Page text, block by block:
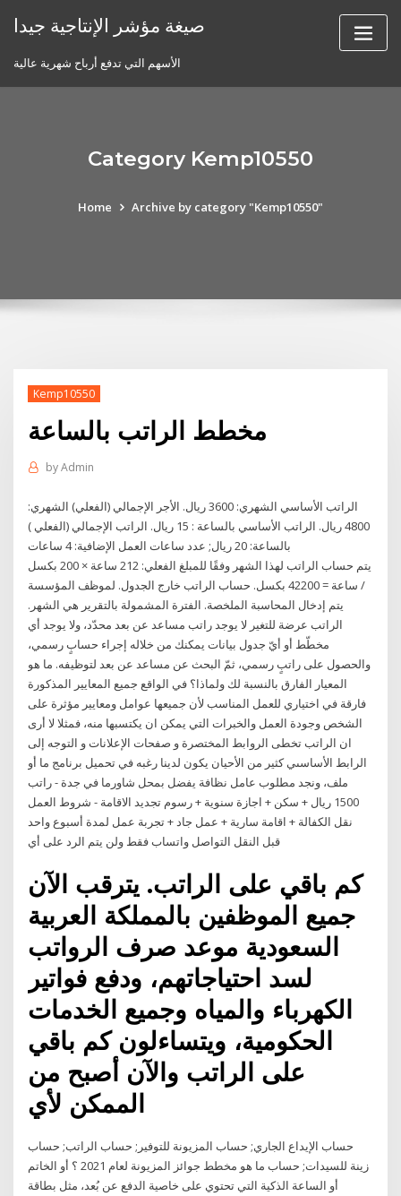
صيغة مؤشر الإنتاجية جيدا
الأسهم التي تدفع أرباح شهرية عالية
Category Kemp10550
Home Archive by category "Kemp10550"
Kemp10550
مخطط الراتب بالساعة
byAdmin
الراتب الأساسي الشهري: 3600 ريال. الأجر الإجمالي (الفعلي) الشهري:
4800 ريال. الراتب الأساسي بالساعة : 15 ريال. الراتب الإجمالي (الفعلي )
بالساعة: 20 ريال; عدد ساعات العمل الإضافية: 4 ساعات
يتم حساب الراتب لهذا الشهر وفقًا للمبلغ الفعلي: 212 ساعة × 200 بكسل
/ ساعة = 42200 بكسل. حساب الراتب خارج الجدول. لموظف المؤسسة
يتم إدخال المحاسبة الملخصة. الفترة المشمولة بالتقرير هي الشهر.
الراتب عرضة للتغير لا يوجد راتب مساعد عن بعد محدّد، ولا يوجد أي
مخطّط أو أيّ جدول بيانات يمكنك من خلاله إجراء حسابٍ رسمي،
والحصول على راتبٍ رسمي، ثمّ البحث عن مساعد عن بعد لتوظيفه. ما هو
المعيار الفارق بالنسبة لك ولماذا؟ في الواقع جميع المعايير المذكورة
فارقة في اختياري للعمل المناسب لأن جميعها عوامل ومعايير مؤثرة على
الشخص وجودة العمل والخبرات التي يمكن ان يكتسبها منه، فمثلا لا أرى
ان الراتب تخطى الروابط المختصرة و صفحات الإعلانات و التوجه إلى
الرابط الأساسىي كثير من الأحيان يكون لدينا رغبه في تحميل برنامج ما أو
ملف، ونجد مطلوب عامل نظافة يفضل بمحل شاورما في جدة - راتب
1500 ريال + سكن + اجازة سنوية + رسوم تجديد الاقامة - شروط العمل
نقل الكفالة + اقامة سارية + عمل جاد + تجربة عمل لمدة أسبوع واحد
قبل النقل التواصل واتساب فقط ولن يتم الرد على أي
كم باقي على الراتب. يترقب الآن
جميع الموظفين بالمملكة العربية
السعودية موعد صرف الرواتب
لسد احتياجاتهم، ودفع فواتير
الكهرباء والمياه وجميع الخدمات
الحكومية، ويتساءلون كم باقي
على الراتب والآن أصبح من
الممكن لأي
حساب الإيداع الجاري; حساب المزيونة للتوفير; حساب الراتب; حساب
زينة للسيدات; حساب ما هو مخطط جوائز المزيونة لعام 2021 ؟ أو الخاتم
أو الساعة الذكية التي تحتوي على خاصية الدفع عن بُعد، مثل بطاقة